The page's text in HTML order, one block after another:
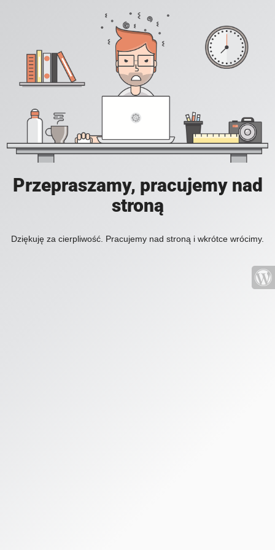
Przepraszamy, pracujemy nad
stroną
Dziękuję za cierpliwość. Pracujemy nad stroną i wkrótce wrócimy.